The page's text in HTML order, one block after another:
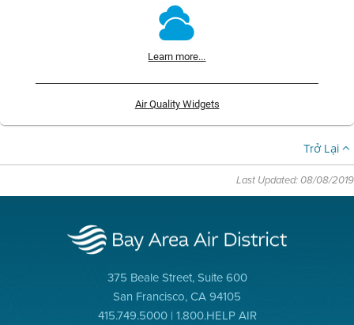
Learn more...
Air Quality Widgets
Trở Lại
Last Updated: 08/08/2019
375 Beale Street, Suite 600
San Francisco, CA 94105
415.749.5000 | 1.800.HELP AIR